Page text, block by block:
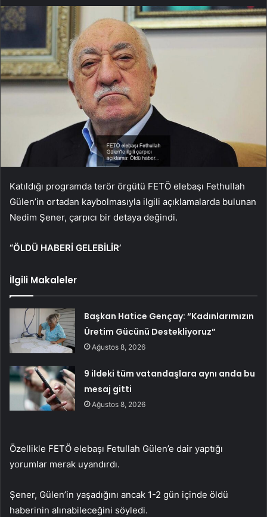
Katıldığı programda terör örgütü FETÖ elebaşı Fethullah
Gülen’in ortadan kaybolmasıyla ilgili açıklamalarda bulunan
Nedim Şener, çarpıcı bir detaya değindi.
“ÖLDÜ HABERİ GELEBİLİR’
İlgili Makaleler
Başkan Hatice Gençay: “Kadınlarımızın
Üretim Gücünü Destekliyoruz”
Ağustos 8, 2026
9 ildeki tüm vatandaşlara aynı anda bu
mesaj gitti
Ağustos 8, 2026
Özellikle FETÖ elebaşı Fetullah Gülen’e dair yaptığı
yorumlar merak uyandırdı.
Şener, Gülen’in yaşadığını ancak 1-2 gün içinde öldü
haberinin alınabileceğini söyledi.